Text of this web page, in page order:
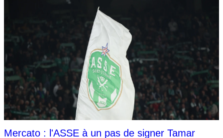
Mercato : l'ASSE à un pas de signer Tamar